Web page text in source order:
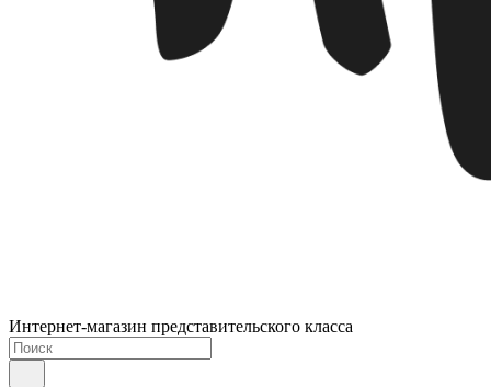
Интернет-магазин представительского класса